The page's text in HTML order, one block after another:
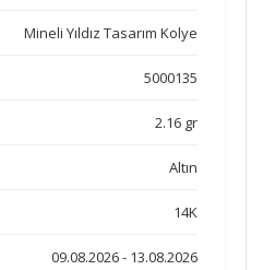
Mineli Yıldız Tasarım Kolye
5000135
2.16 gr
Altın
14K
09.08.2026 - 13.08.2026